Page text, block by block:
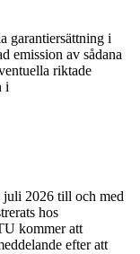
garantiersättning i
emission av sådana
riktade
i
2026 till och med
hos
kommer att
efter att